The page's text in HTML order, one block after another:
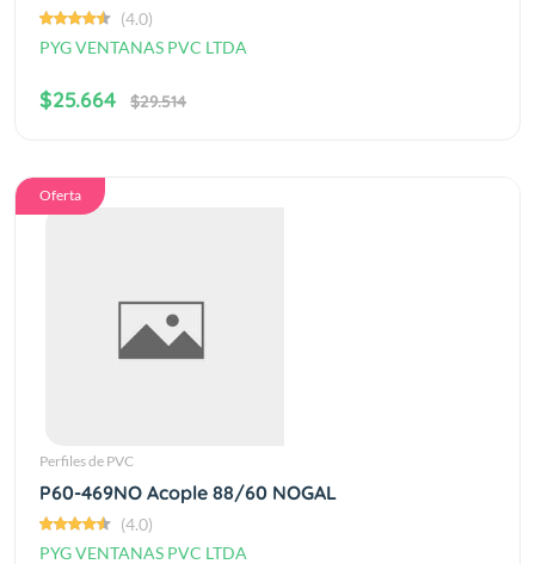
(4.0)
PYG VENTANAS PVC LTDA
$25.664 $29.514
Oferta
Perfiles de PVC
P60-469NO Acople 88/60 NOGAL
(4.0)
PYG VENTANAS PVC LTDA